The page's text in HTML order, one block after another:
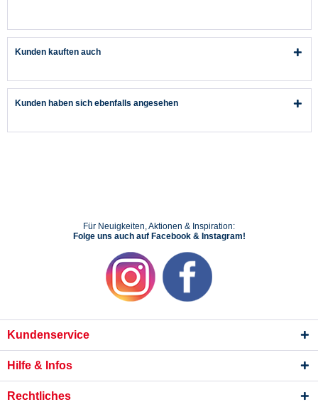
Kunden kauften auch
Kunden haben sich ebenfalls angesehen
Für Neuigkeiten, Aktionen & Inspiration:
Folge uns auch auf Facebook & Instagram!
Kundenservice
Hilfe & Infos
Rechtliches